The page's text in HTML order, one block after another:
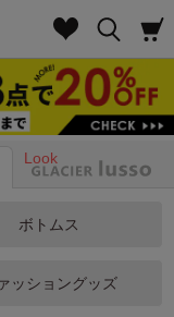
Look
ボトムス
ッショングッズ